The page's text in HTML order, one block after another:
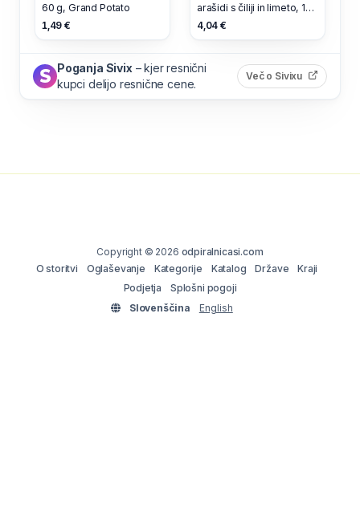
60 g, Grand Potato
1,49 €
arašidi s čiliji in limeto, 140
g, Cambrook
4,04 €
Poganja Sivix – kjer resnični
kupci delijo resnične cene.
Več o Sivixu (odpre
Copyright © 2026 odpiralnicasi.com
O storitvi
Oglaševanje Kategorije Katalog Države
Kraji
Podjetja
Splošni pogoji
Slovenščina
English